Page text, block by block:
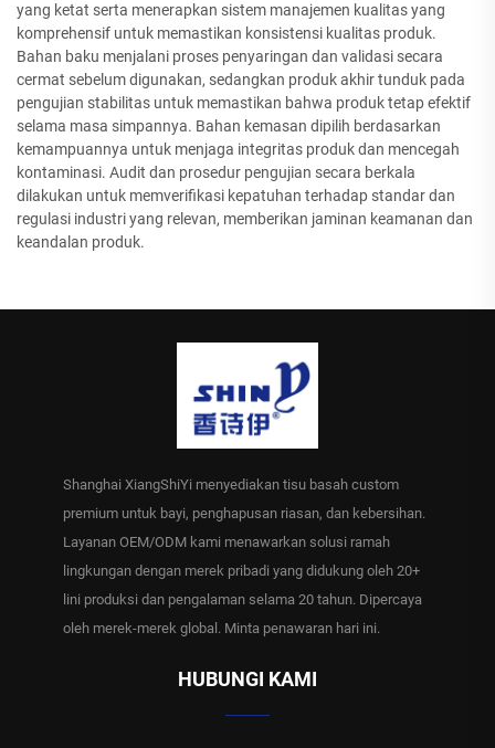
yang ketat serta menerapkan sistem manajemen kualitas yang
komprehensif untuk memastikan konsistensi kualitas produk.
Bahan baku menjalani proses penyaringan dan validasi secara
cermat sebelum digunakan, sedangkan produk akhir tunduk pada
pengujian stabilitas untuk memastikan bahwa produk tetap efektif
selama masa simpannya. Bahan kemasan dipilih berdasarkan
kemampuannya untuk menjaga integritas produk dan mencegah
kontaminasi. Audit dan prosedur pengujian secara berkala
dilakukan untuk memverifikasi kepatuhan terhadap standar dan
regulasi industri yang relevan, memberikan jaminan keamanan dan
keandalan produk.
Shanghai XiangShiYi menyediakan tisu basah custom
premium untuk bayi, penghapusan riasan, dan kebersihan.
Layanan OEM/ODM kami menawarkan solusi ramah
lingkungan dengan merek pribadi yang didukung oleh 20+
lini produksi dan pengalaman selama 20 tahun. Dipercaya
oleh merek-merek global. Minta penawaran hari ini.
HUBUNGI KAMI